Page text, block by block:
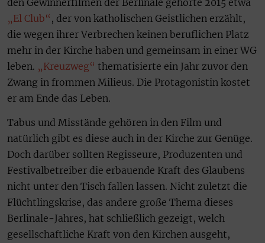
„El Club“ , der von katholischen Geistlichen erzählt,
die wegen ihrer Verbrechen keinen beruflichen Platz
mehr in der Kirche haben und gemeinsam in einer WG
leben. „Kreuzweg“ thematisierte ein Jahr zuvor den
Zwang in frommen Milieus. Die Protagonistin kostet
er am Ende das Leben.
Tabus und Misstände gehören in den Film und
natürlich gibt es diese auch in der Kirche zur Genüge.
Doch darüber sollten Regisseure, Produzenten und
Festivalbetreiber die erbauende Kraft des Glaubens
nicht unter den Tisch fallen lassen. Nicht zuletzt die
Flüchtlingskrise, das andere große Thema dieses
Berlinale-Jahres, hat schließlich gezeigt, welch
gesellschaftliche Kraft von den Kirchen ausgeht,